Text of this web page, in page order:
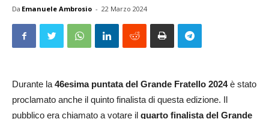
Da Emanuele Ambrosio - 22 Marzo 2024
Durante la 46esima puntata del Grande Fratello 2024è stato
proclamato anche il quinto finalista di questa edizione. Il
pubblico era chiamato a votare il quarto finalista del Grande